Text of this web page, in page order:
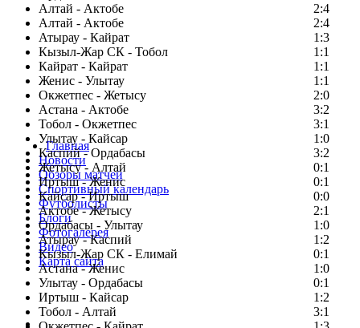
Алтай - Актобе
2:4
Алтай - Актобе
2:4
Атырау - Кайрат
1:3
Кызыл-Жар СК - Тобол
1:1
Кайрат - Кайрат
1:1
Женис - Улытау
1:1
Окжетпес - Жетысу
2:0
Астана - Актобе
3:2
Тобол - Окжетпес
3:1
Улытау - Кайсар
1:0
Каспий - Ордабасы
3:2
Жетысу - Алтай
0:1
Иртыш - Женис
0:1
Кайсар - Иртыш
0:0
Актобе - Жетысу
2:1
Ордабасы - Улытау
1:0
Атырау - Каспий
1:2
Кызыл-Жар СК - Елимай
0:1
Астана - Женис
1:0
Улытау - Ордабасы
0:1
Иртыш - Кайсар
1:2
Тобол - Алтай
3:1
Главная
Новости
Обзоры матчей
Спортивный календарь
Футболисты
Блоги
Фотогалерея
Видео
Карта сайта
Есть идея?